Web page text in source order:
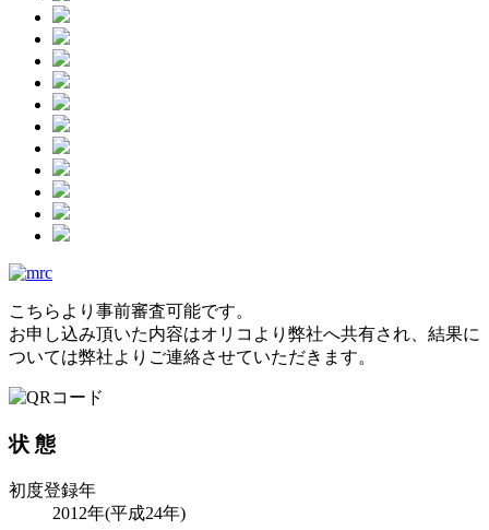
こちらより事前審査可能です。
お申し込み頂いた内容はオリコより弊社へ共有され、結果に
ついては弊社よりご連絡させていただきます。
状 態
初度登録年
2012年(平成24年)